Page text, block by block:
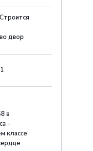
Строится
во двор
1
в
-
классе